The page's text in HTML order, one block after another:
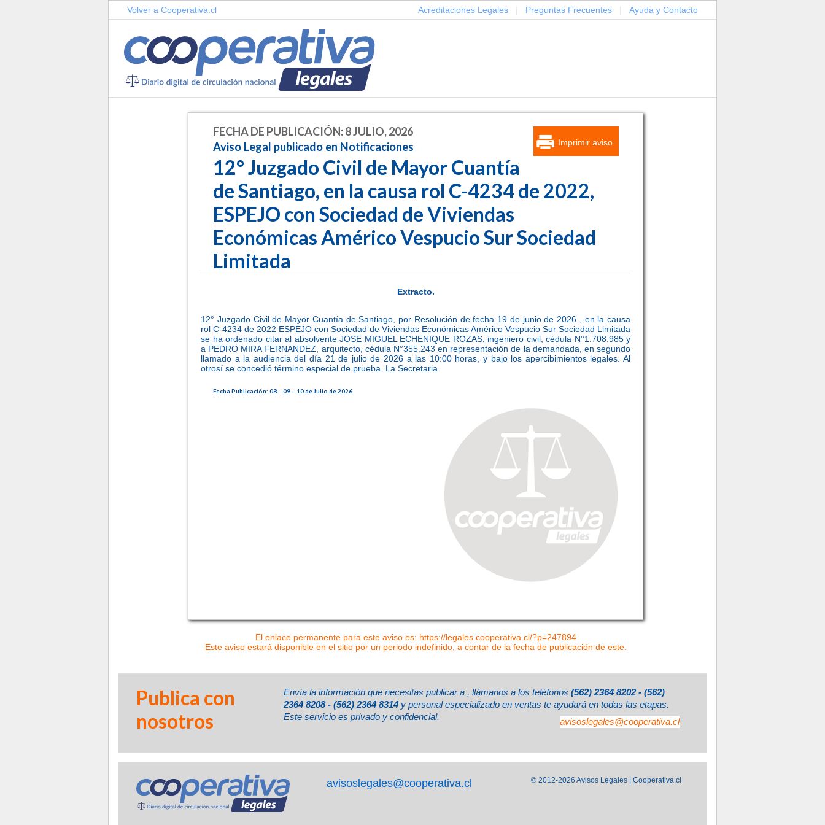
Volver a Cooperativa.cl Acreditaciones Legales Preguntas Frecuentes Ayuda y Contacto
Imprimir aviso
FECHA DE PUBLICACIÓN: 8 JULIO, 2026
Aviso Legal publicado en Notificaciones
12° Juzgado Civil de Mayor Cuantía
de Santiago, en la causa rol C-4234 de 2022,
ESPEJO con Sociedad de Viviendas
Económicas Américo Vespucio Sur Sociedad
Limitada
Extracto.
12° Juzgado Civil de Mayor Cuantía de Santiago, por Resolución de fecha 19 de junio de 2026 , en la causa
rol C-4234 de 2022 ESPEJO con Sociedad de Viviendas Económicas Américo Vespucio Sur Sociedad Limitada
se ha ordenado citar al absolvente JOSE MIGUEL ECHENIQUE ROZAS, ingeniero civil, cédula N°1.708.985 y
a PEDRO MIRA FERNANDEZ, arquitecto, cédula N°355.243 en representación de la demandada, en segundo
llamado a la audiencia del día 21 de julio de 2026 a las 10:00 horas, y bajo los apercibimientos legales. Al
otrosí se concedió término especial de prueba. La Secretaria.
Fecha Publicación: 08 – 09 – 10 de Julio de 2026
El enlace permanente para este aviso es: https://legales.cooperativa.cl/?p=247894
Este aviso estará disponible en el sitio por un periodo indefinido, a contar de la fecha de publicación de este.
Publica con
nosotros
Envía la información que necesitas publicar a
avisoslegales@cooperativa.cl
, llámanos a los teléfonos (562) 2364 8202 - (562)
2364 8208 - (562) 2364 8314 y personal especializado en ventas te ayudará en todas las etapas.
Este servicio es privado y confidencial.
avisoslegales@cooperativa.cl © 2012-2026 Avisos Legales | Cooperativa.cl